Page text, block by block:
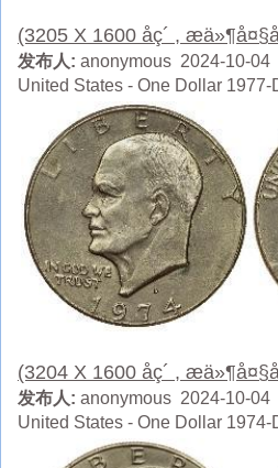
(3205 X 1600 åç´ ,
发布人: anonymous 2024-10-04
United States - One Dollar
(3204 X 1600 åç´ ,
发布人: anonymous 2024-10-04
United States - One Dollar